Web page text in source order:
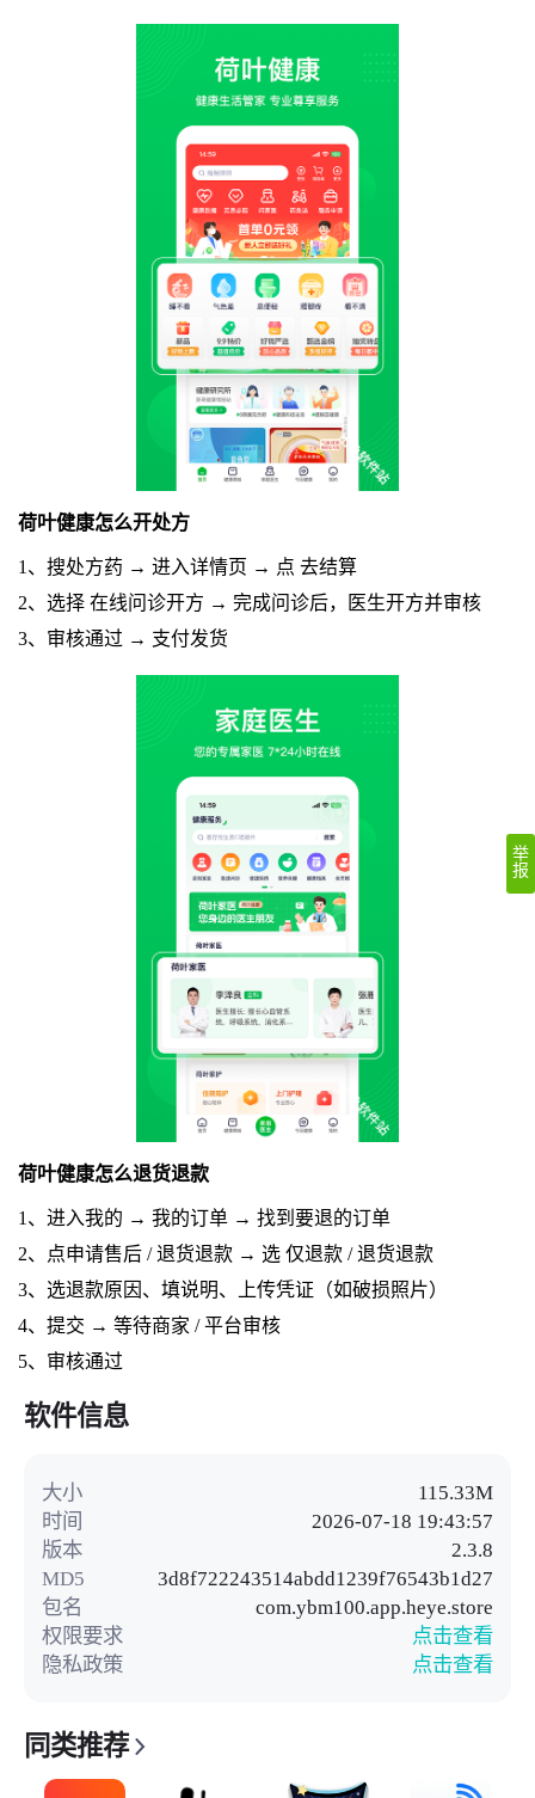
荷叶健康怎么开处方
1、搜处方药 → 进入详情页 → 点 去结算
2、选择 在线问诊开方 → 完成问诊后，医生开方并审核
3、审核通过 → 支付发货
荷叶健康怎么退货退款
1、进入我的 → 我的订单 → 找到要退的订单
2、点申请售后 / 退货退款 → 选 仅退款 / 退货退款
3、选退款原因、填说明、上传凭证（如破损照片）
4、提交 → 等待商家 / 平台审核
5、审核通过
软件信息
大小
115.33M
时间
2026-07-18 19:43:57
版本
2.3.8
MD5
3d8f722243514abdd1239f76543b1d27
包名
com.ybm100.app.heye.store
权限要求
点击查看
隐私政策
点击查看
同类推荐
举
报